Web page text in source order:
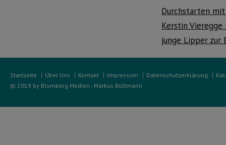
Durchstarten
Kerstin
junge Lipper zur
Startseite Über Uns Kontakt Impressum Datenschutzerklärung
© 2019 by Blomberg Medien - Markus Bültmann